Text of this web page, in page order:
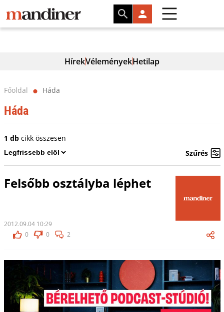
HírekVéleményekHetilap
Főoldal ⬤ Háda
Háda
1 dbcikk összesen
Szűrés
Felsőbb osztályba léphet
2012.09.04 10:29
0
0 2